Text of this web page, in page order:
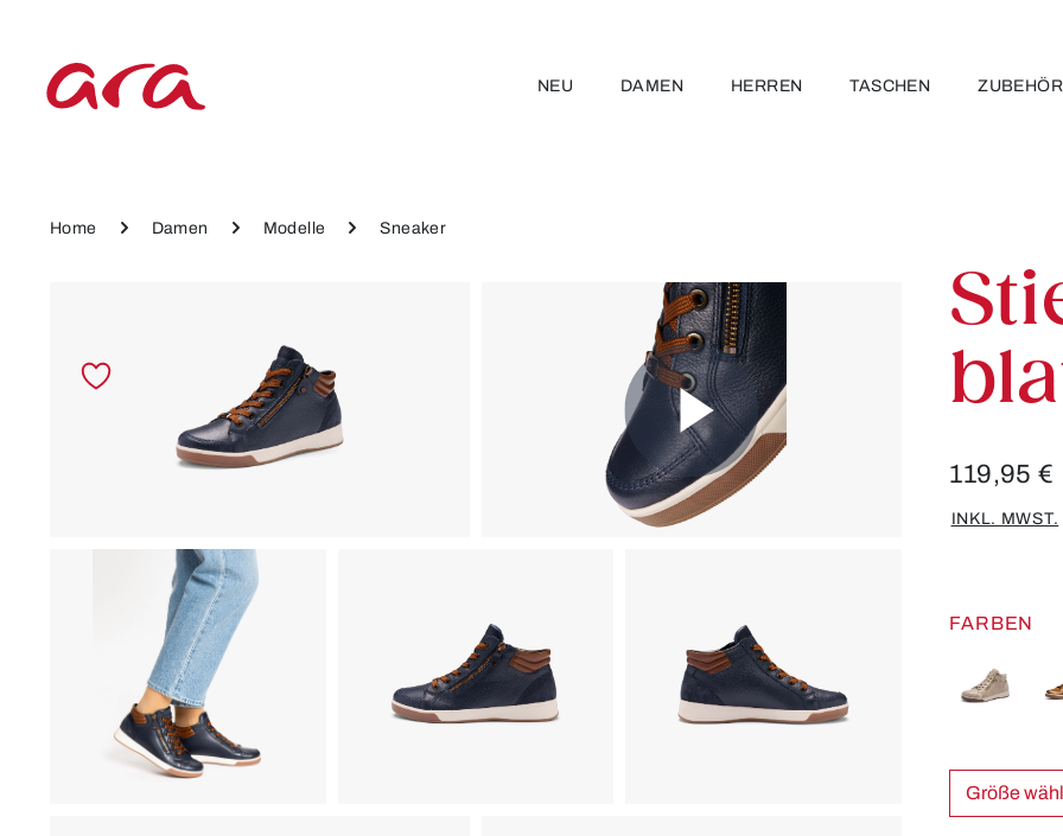
NEU DAMEN HERREN TASCHEN ZUBEHÖR
Home Damen Modelle Sneaker
119,95 €
INKL. MWST.
FARBEN
Größe